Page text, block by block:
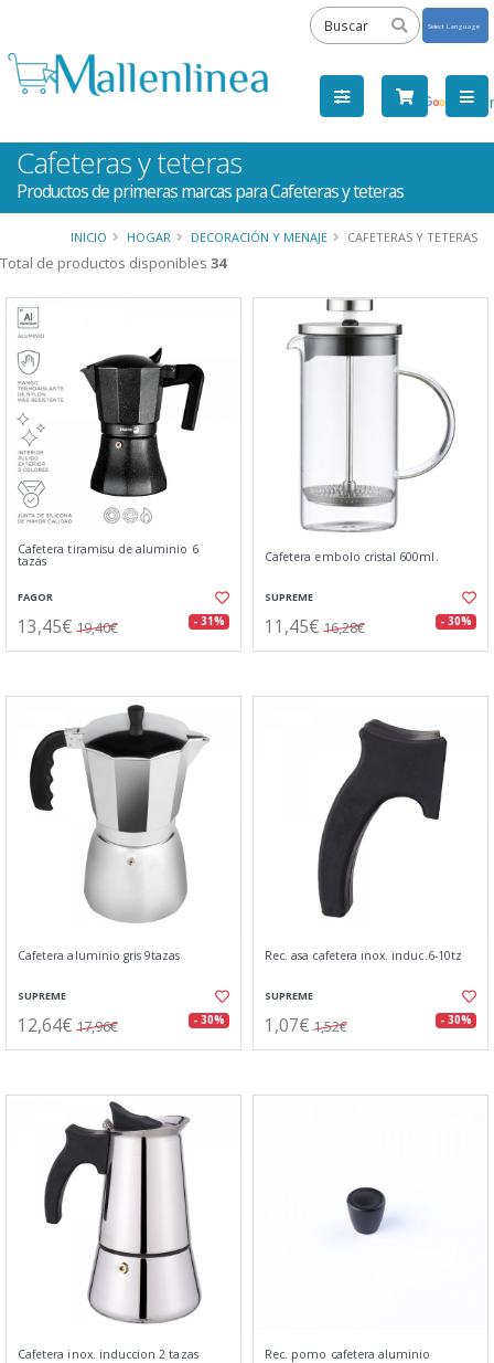
by
Cafeteras y teteras
Productos de primeras marcas para Cafeteras y teteras
INICIO HOGAR DECORACIÓN Y MENAJE CAFETERAS Y TETERAS
Total de productos disponibles 34
Cafetera tiramisu de aluminio 6
tazas
FAGOR
13,45€ 19,40€ - 31%
Cafetera embolo cristal 600ml.
SUPREME
11,45€ 16,28€ - 30%
Cafetera aluminio gris 9tazas
SUPREME
12,64€ 17,96€ - 30%
Rec. asa cafetera inox. induc.6-10tz
SUPREME
1,07€ 1,52€ - 30%
Cafetera inox. induccion 2 tazas Rec. pomo cafetera aluminio